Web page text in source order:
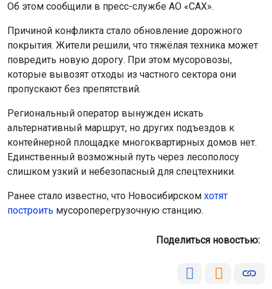
Об этом сообщили в пресс-службе АО «САХ».
Причиной конфликта стало обновление дорожного
покрытия. Жители решили, что тяжёлая техника может
повредить новую дорогу. При этом мусоровозы,
которые вывозят отходы из частного сектора они
пропускают без препятствий.
Региональный оператор вынужден искать
альтернативный маршрут, но других подъездов к
контейнерной площадке многоквартирных домов нет.
Единственный возможный путь через лесополосу
слишком узкий и небезопасный для спецтехники.
Ранее стало известно, что Новосибирском хотят
построить мусороперегрузочную станцию.
Поделиться новостью: